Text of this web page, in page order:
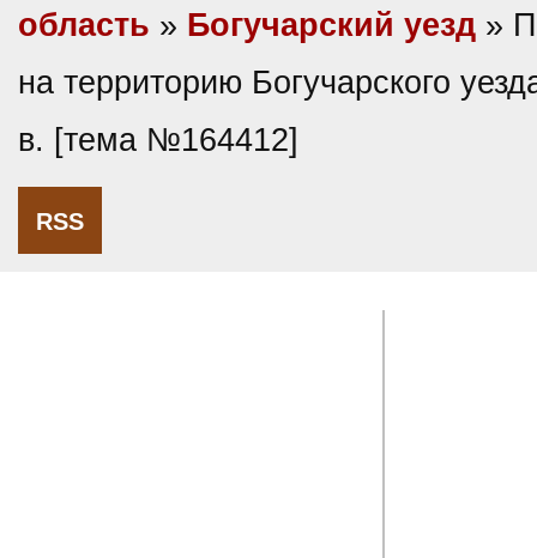
область » Богучарский уезд »
на территорию Богучарского
в. [тема №164412]
RSS